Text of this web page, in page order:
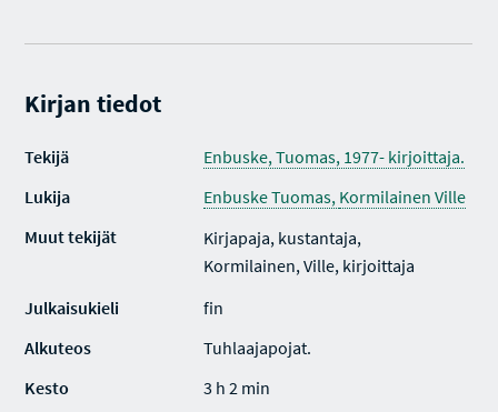
Kirjan tiedot
Tekijä
Enbuske, Tuomas, 1977- kirjoittaja.
Lukija
Enbuske Tuomas, Kormilainen Ville
Muut tekijät
Kirjapaja, kustantaja,
Kormilainen, Ville, kirjoittaja
Julkaisukieli
fin
Alkuteos
Tuhlaajapojat.
Kesto
3 h 2 min